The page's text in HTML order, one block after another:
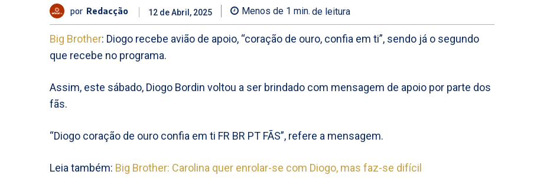
por Redacção 12 de Abril, 2025 Menos de 1 min. de leitura
Big Brother: Diogo recebe avião de apoio, “coração de ouro, confia em ti”, sendo já o segundo
que recebe no programa.
Assim, este sábado, Diogo Bordin voltou a ser brindado com mensagem de apoio por parte dos
fãs.
“Diogo coração de ouro confia em ti FR BR PT FÃS”, refere a mensagem.
Leia também: Big Brother: Carolina quer enrolar-se com Diogo, mas faz-se difícil